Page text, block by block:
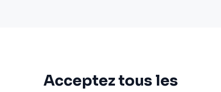
Acceptez tous les